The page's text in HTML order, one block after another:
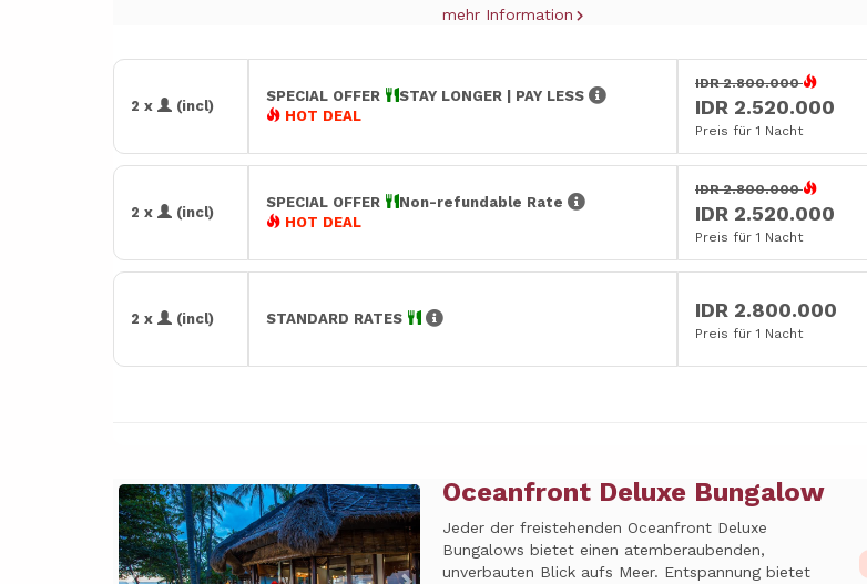
mehr Information
2 x (incl)
SPECIAL OFFER
STAY LONGER | PAY LESS
HOT DEAL
IDR 2.800.000
IDR 2.520.000
Preis für 1 Nacht
2 x (incl)
SPECIAL OFFER
Non-refundable Rate
HOT DEAL
IDR 2.800.000
IDR 2.520.000
Preis für 1 Nacht
2 x (incl) STANDARD RATES IDR 2.800.000
Preis für 1 Nacht
Previous NextOceanfront Deluxe Bungalow
Jeder der freistehenden Oceanfront Deluxe
Bungalows bietet einen atemberaubenden,
unverbauten Blick aufs Meer. Entspannung bietet